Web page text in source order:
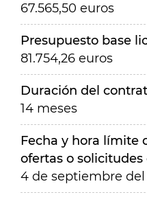
67.565,50 euros
Presupuesto base
81.754,26 euros
Duración del
14 meses
Fecha y hora límite
ofertas o
4 de septiembre del